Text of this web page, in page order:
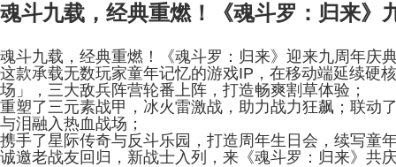
魂斗九载，经典重燃！《魂斗罗：归来》
魂斗九载，经典重燃！《魂斗罗：归来》迎来九周年庆
这款承载无数玩家童年记忆的游戏IP ，在移动端延续硬
场」，三大敌兵阵营轮番上阵，打造畅爽割草体验；
重塑了三元素战甲，冰火雷激战，助力战力狂飙；联动
与泪融入热血战场；
携手了星际传奇与反斗乐园，打造周年生日会，续写童
诚邀老战友回归，新战士入列，来《魂斗罗：归来》共